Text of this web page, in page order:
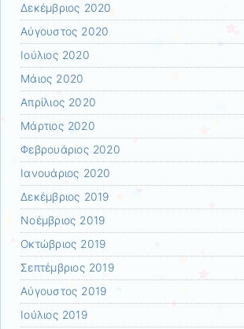
Δεκέμβριος 2020
Αύγουστος 2020
Ιούλιος 2020
Μάιος 2020
Απρίλιος 2020
Μάρτιος 2020
Φεβρουάριος 2020
Ιανουάριος 2020
Δεκέμβριος 2019
Νοέμβριος 2019
Οκτώβριος 2019
Σεπτέμβριος 2019
Αύγουστος 2019
Ιούλιος 2019